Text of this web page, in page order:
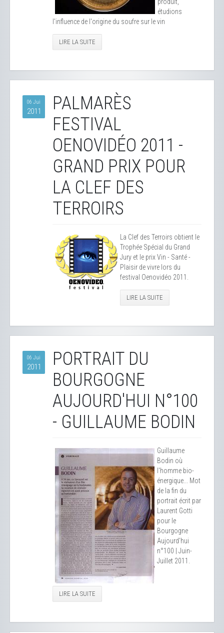
étudions
l'influence de l'origine du soufre sur le vin
LIRE LA SUITE
06 Jui
2011
PALMARÈS
FESTIVAL
OENOVIDÉO 2011 -
GRAND PRIX POUR
LA CLEF DES
TERROIRS
La Clef des Terroirs obtient le
Trophée Spécial du Grand
Jury et le prix Vin - Santé -
Plaisir de vivre lors du
festival Oenovidéo 2011.
LIRE LA SUITE
06 Jui
2011
PORTRAIT DU
BOURGOGNE
AUJOURD'HUI N°100
- GUILLAUME BODIN
Guillaume
Bodin où
l'homme bio-
énergique... Mot
de la fin du
portrait écrit par
Laurent Gotti
pour le
Bourgogne
Aujourd'hui
n°100 | Juin-
Juillet 2011.
LIRE LA SUITE